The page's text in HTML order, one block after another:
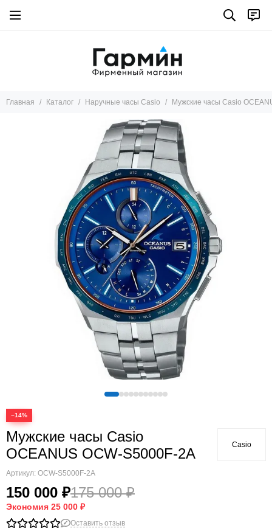
Главная Каталог Наручные часы Casio Мужские часы Casio
−14%
Мужские часы Casio
OCEANUS OCW-S5000F-2A
Артикул: OCW-S5000F-2A
150 000 ₽175 000 ₽
Экономия 25 000 ₽
Casio
Оставить отзыв